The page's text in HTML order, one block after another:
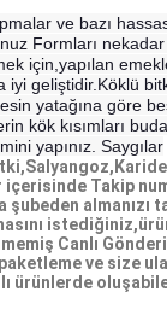
ve bazı
Formları
için,yapılan
geliştidir.Köklü
yatağına göre
kök kısımları
yapınız. Saygılar
Takip
Canlı
ve size